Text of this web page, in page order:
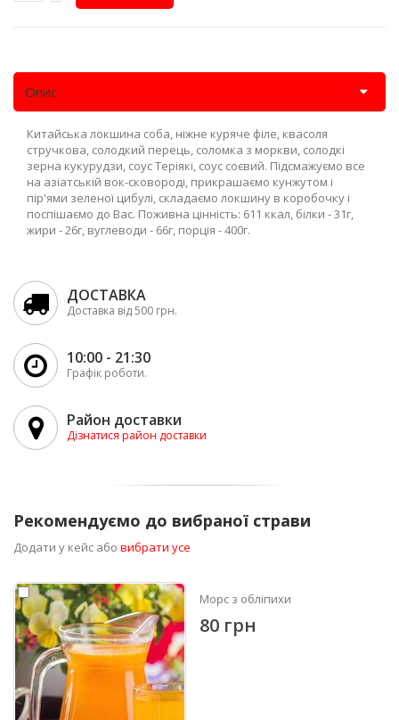
Опис
Китайська локшина соба, ніжне куряче філе, квасоля
стручкова, солодкий перець, соломка з моркви, солодкі
зерна кукурудзи, соус Теріякі, соус соєвий. Підсмажуємо все
на азіатській вок-сковороді, прикрашаємо кунжутом і
пір'ями зеленої цибулі, складаємо локшину в коробочку і
поспішаємо до Вас. Поживна цінність: 611 ккал, білки - 31г,
жири - 26г, вуглеводи - 66г, порція - 400г.
ДОСТАВКА
Доставка від 500 грн.
10:00 - 21:30
Графік роботи.
Район доставки
Дізнатися район доставки
Рекомендуємо до вибраної страви
Додати у кейс або вибрати усе
Морс з обліпихи
80 грн